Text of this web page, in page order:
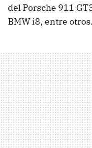
del Porsche 911
BMW i8, entre otros.